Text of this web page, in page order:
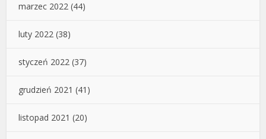
marzec 2022 (44)
luty 2022 (38)
styczeń 2022 (37)
grudzień 2021 (41)
listopad 2021 (20)